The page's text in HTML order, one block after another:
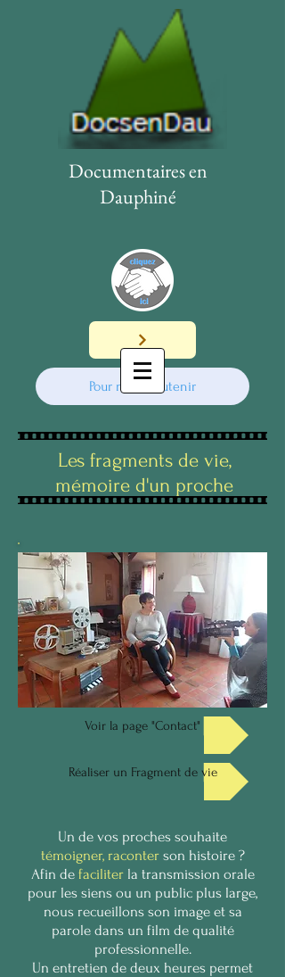
Documentaires en
Dauphiné
Pour nous soutenir
Les fragments de vie,
mémoire d'un proche
Voir la page "Contact"
Réaliser un Fragment de vie
Un de vos proches souhaite
témoigner, raconterson histoire ?
Afin de faciliterla transmission orale
pour les siens ou un public plus large,
nous recueillons son image et sa
parole dans un film de qualité
professionnelle.
Un entretien de deux heures permet